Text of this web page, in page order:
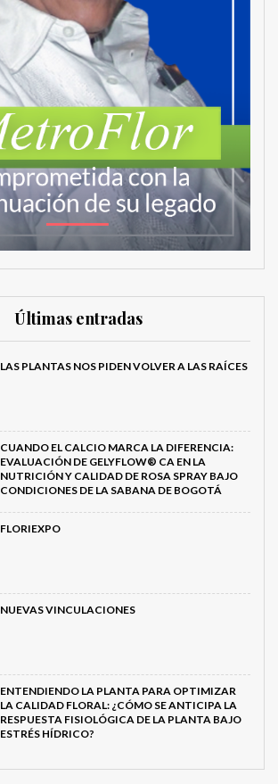
Últimas entradas
LAS PLANTAS NOS PIDEN VOLVER A LAS RAÍCES
CUANDO EL CALCIO MARCA LA DIFERENCIA:
EVALUACIÓN DE GELYFLOW® CA EN LA
NUTRICIÓN Y CALIDAD DE ROSA SPRAY BAJO
CONDICIONES DE LA SABANA DE BOGOTÁ
FLORIEXPO
NUEVAS VINCULACIONES
ENTENDIENDO LA PLANTA PARA OPTIMIZAR
LA CALIDAD FLORAL: ¿CÓMO SE ANTICIPA LA
RESPUESTA FISIOLÓGICA DE LA PLANTA BAJO
ESTRÉS HÍDRICO?